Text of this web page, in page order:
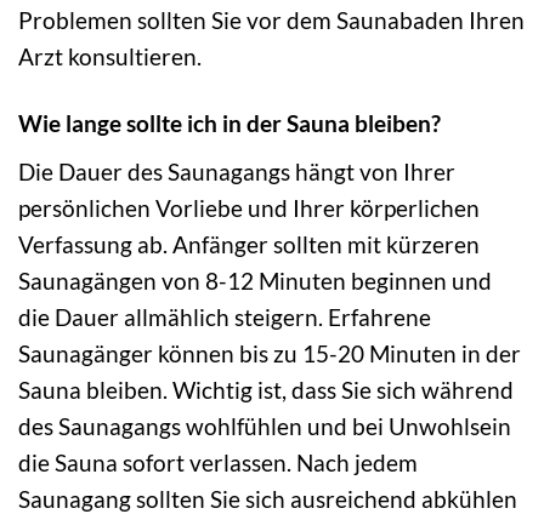
Problemen sollten Sie vor dem Saunabaden Ihren
Arzt konsultieren.
Wie lange sollte ich in der Sauna bleiben?
Die Dauer des Saunagangs hängt von Ihrer
persönlichen Vorliebe und Ihrer körperlichen
Verfassung ab. Anfänger sollten mit kürzeren
Saunagängen von 8-12 Minuten beginnen und
die Dauer allmählich steigern. Erfahrene
Saunagänger können bis zu 15-20 Minuten in der
Sauna bleiben. Wichtig ist, dass Sie sich während
des Saunagangs wohlfühlen und bei Unwohlsein
die Sauna sofort verlassen. Nach jedem
Saunagang sollten Sie sich ausreichend abkühlen